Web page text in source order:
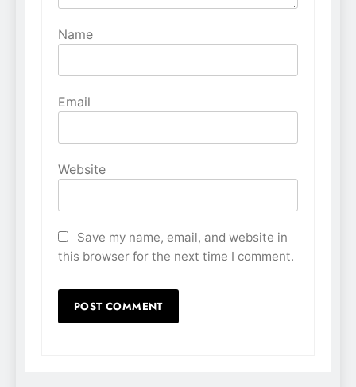
Name
Email
Website
Save my name, email, and website in
this browser for the next time I comment.